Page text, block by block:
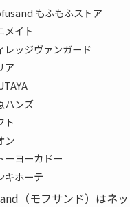
もふもふストア
メイト
レッジヴァンガード
ア
ハンズ
ト
ン
ーヨーカドー
キホーテ
（モフサンド）はネ